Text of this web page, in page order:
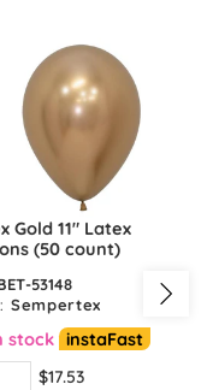
Gold 11″ Latex
(50 count)
53148
Sempertex
stock instaFast
$17.53